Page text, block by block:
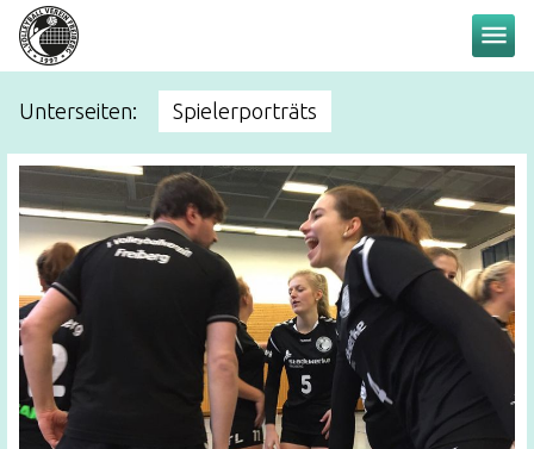
menu
Unterseiten: Spielerporträts